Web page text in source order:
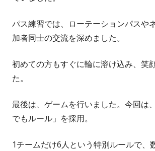
パス練習では、ローテーションパスや
加者同士の交流を深めました。
初めての方もすぐに輪に溶け込み、笑
た。
最後は、ゲームを行いました。今回は
でもルール」を採用。
1チームだけ6人という特別ルールで、